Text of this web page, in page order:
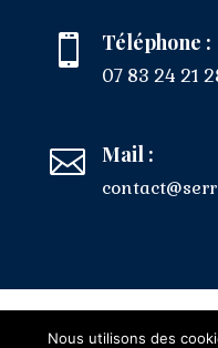
 Téléphone :
07 83 24 21
 Mail :
Nous utilisons des